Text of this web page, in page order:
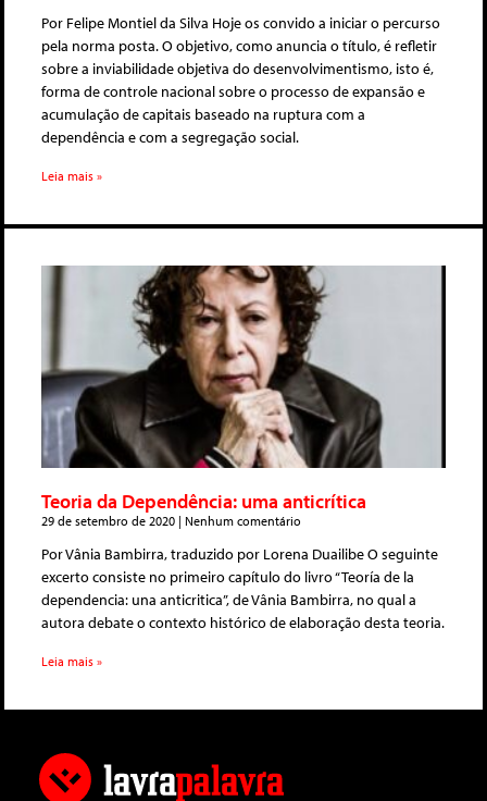
Por Felipe Montiel da Silva Hoje os convido a iniciar o percurso
pela norma posta. O objetivo, como anuncia o título, é refletir
sobre a inviabilidade objetiva do desenvolvimentismo, isto é,
forma de controle nacional sobre o processo de expansão e
acumulação de capitais baseado na ruptura com a
dependência e com a segregação social.
Leia mais »
Teoria da Dependência: uma anticrítica
29 de setembro de 2020 Nenhum comentário
Por Vânia Bambirra, traduzido por Lorena Duailibe O seguinte
excerto consiste no primeiro capítulo do livro “Teoría de la
dependencia: una anticritica”, de Vânia Bambirra, no qual a
autora debate o contexto histórico de elaboração desta teoria.
Leia mais »